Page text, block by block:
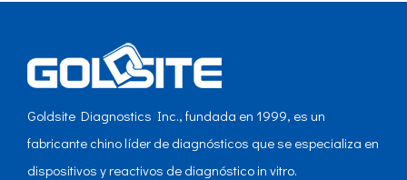
Goldsite Diagnostics Inc., fundada en 1999, es un
fabricante chino líder de diagnósticos que se especializa en
dispositivos y reactivos de diagnóstico in vitro.